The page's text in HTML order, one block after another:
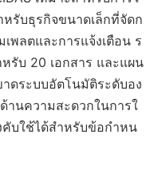
รับธุรกิจขนาดเล็กที่จัดก
เพลตและการแจ้งเตือน ร
รับ 20 เอกสาร และแผน
ดระบบอัตโนมัติระดับอง
านความสะดวกในการใ
บใช้ได้สำหรับข้อกำหน